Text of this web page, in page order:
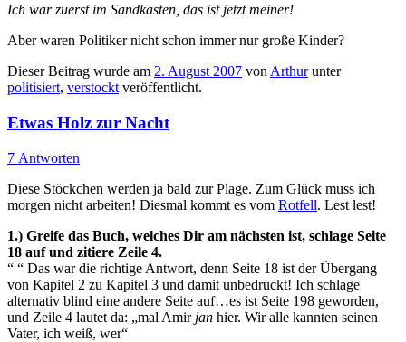
Ich war zuerst im Sandkasten, das ist jetzt meiner!
Aber waren Politiker nicht schon immer nur große Kinder?
Dieser Beitrag wurde am 2. August 2007 von Arthurunter
politisiert, verstockt veröffentlicht.
Etwas Holz zur Nacht
7 Antworten
Diese Stöckchen werden ja bald zur Plage. Zum Glück muss ich
morgen nicht arbeiten! Diesmal kommt es vom Rotfell. Lest lest!
1.) Greife das Buch, welches Dir am nächsten ist, schlage Seite
18 auf und zitiere Zeile 4.
“ “ Das war die richtige Antwort, denn Seite 18 ist der Übergang
von Kapitel 2 zu Kapitel 3 und damit unbedruckt! Ich schlage
alternativ blind eine andere Seite auf…es ist Seite 198 geworden,
und Zeile 4 lautet da: „mal Amir jan hier. Wir alle kannten seinen
Vater, ich weiß, wer“